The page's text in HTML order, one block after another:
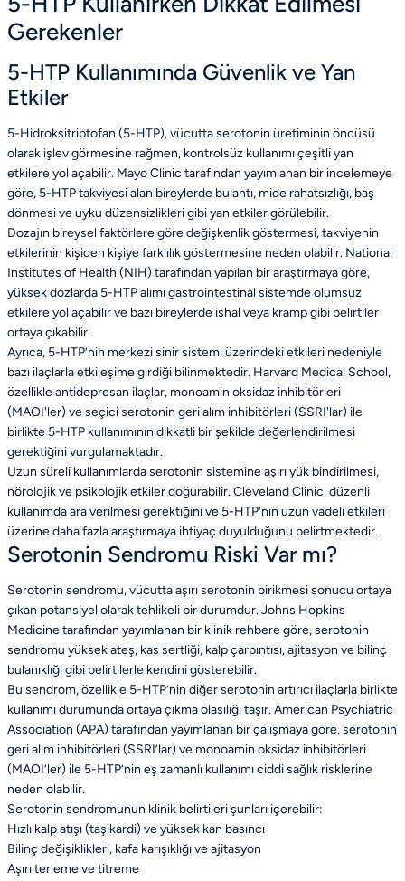
Gerekenler
5-HTP Kullanımında Güvenlik ve Yan
Etkiler
5-Hidroksitriptofan (5-HTP), vücutta serotonin üretiminin öncüsü
olarak işlev görmesine rağmen, kontrolsüz kullanımı çeşitli yan
etkilere yol açabilir. Mayo Clinic tarafından yayımlanan bir incelemeye
göre, 5-HTP takviyesi alan bireylerde bulantı, mide rahatsızlığı, baş
dönmesi ve uyku düzensizlikleri gibi yan etkiler görülebilir.
Dozajın bireysel faktörlere göre değişkenlik göstermesi, takviyenin
etkilerinin kişiden kişiye farklılık göstermesine neden olabilir. National
Institutes of Health (NIH) tarafından yapılan bir araştırmaya göre,
yüksek dozlarda 5-HTP alımı gastrointestinal sistemde olumsuz
etkilere yol açabilir ve bazı bireylerde ishal veya kramp gibi belirtiler
ortaya çıkabilir.
Ayrıca, 5-HTP’nin merkezi sinir sistemi üzerindeki etkileri nedeniyle
bazı ilaçlarla etkileşime girdiği bilinmektedir. Harvard Medical School,
özellikle antidepresan ilaçlar, monoamin oksidaz inhibitörleri
(MAOI'ler) ve seçici serotonin geri alım inhibitörleri (SSRI'lar) ile
birlikte 5-HTP kullanımının dikkatli bir şekilde değerlendirilmesi
gerektiğini vurgulamaktadır.
Uzun süreli kullanımlarda serotonin sistemine aşırı yük bindirilmesi,
nörolojik ve psikolojik etkiler doğurabilir. Cleveland Clinic, düzenli
kullanımda ara verilmesi gerektiğini ve 5-HTP’nin uzun vadeli etkileri
üzerine daha fazla araştırmaya ihtiyaç duyulduğunu belirtmektedir.
Serotonin Sendromu Riski Var mı?
Serotonin sendromu, vücutta aşırı serotonin birikmesi sonucu ortaya
çıkan potansiyel olarak tehlikeli bir durumdur. Johns Hopkins
Medicine tarafından yayımlanan bir klinik rehbere göre, serotonin
sendromu yüksek ateş, kas sertliği, kalp çarpıntısı, ajitasyon ve bilinç
bulanıklığı gibi belirtilerle kendini gösterebilir.
Bu sendrom, özellikle 5-HTP’nin diğer serotonin artırıcı ilaçlarla birlikte
kullanımı durumunda ortaya çıkma olasılığı taşır. American Psychiatric
Association (APA) tarafından yayımlanan bir çalışmaya göre, serotonin
geri alım inhibitörleri (SSRI’lar) ve monoamin oksidaz inhibitörleri
(MAOI’ler) ile 5-HTP’nin eş zamanlı kullanımı ciddi sağlık risklerine
neden olabilir.
Serotonin sendromunun klinik belirtileri şunları içerebilir:
Hızlı kalp atışı (taşikardi) ve yüksek kan basıncı
Bilinç değişiklikleri, kafa karışıklığı ve ajitasyon
Aşırı terleme ve titreme